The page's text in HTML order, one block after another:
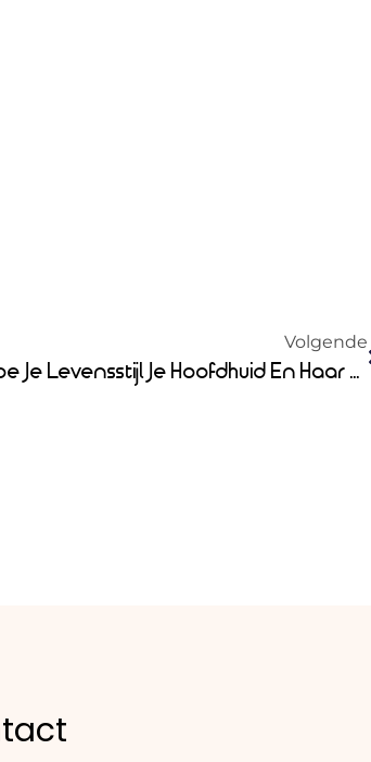
Volgende
Self Care Van Binnenuit: Hoe Je Levensstijl Je Hoofdhuid En Haar Beïnvloedt